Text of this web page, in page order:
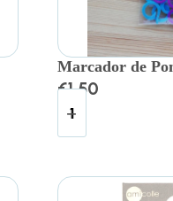
Marcador de
€1.50